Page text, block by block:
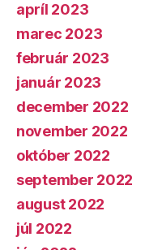
apríl 2023
marec 2023
február 2023
január 2023
december 2022
november 2022
október 2022
september 2022
august 2022
júl 2022